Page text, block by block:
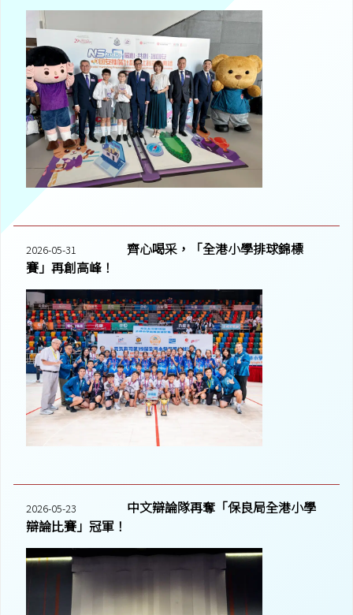
2026-05-31
齊心喝采，「全港小學排球錦標
賽」再創高峰！
2026-05-23
中文辯論隊再奪「保良局全港小學
辯論比賽」冠軍！